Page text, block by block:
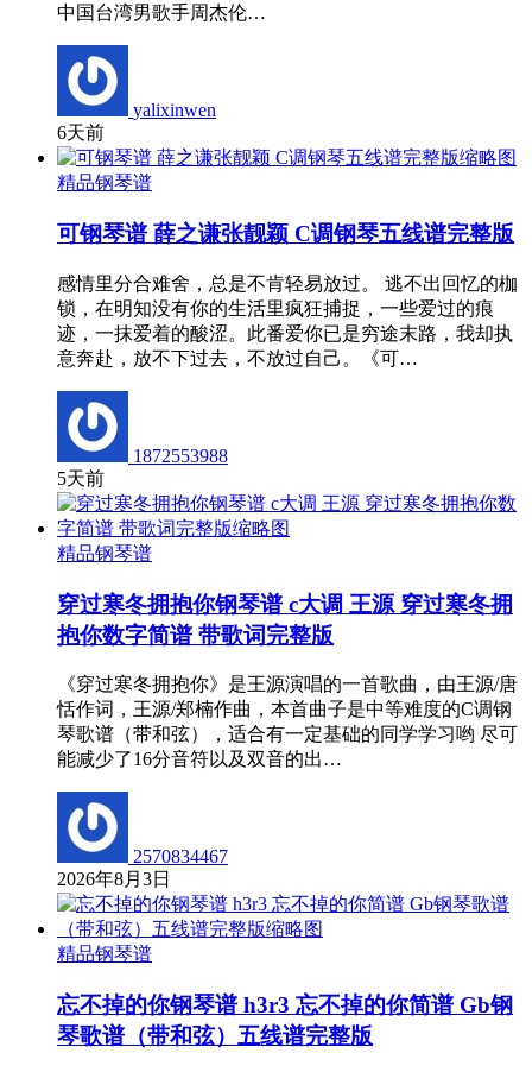
中国台湾男歌手周杰伦…
yalixinwen
6天前
精品钢琴谱
可钢琴谱 薛之谦张靓颖 C调钢琴五线谱完整版
感情里分合难舍，总是不肯轻易放过。 逃不出回忆的枷
锁，在明知没有你的生活里疯狂捕捉，一些爱过的痕
迹，一抹爱着的酸涩。此番爱你已是穷途末路，我却执
意奔赴，放不下过去，不放过自己。《可…
1872553988
5天前
精品钢琴谱
穿过寒冬拥抱你钢琴谱 c大调 王源 穿过寒冬拥
抱你数字简谱 带歌词完整版
《穿过寒冬拥抱你》是王源演唱的一首歌曲，由王源/唐
恬作词，王源/郑楠作曲，本首曲子是中等难度的C调钢
琴歌谱（带和弦），适合有一定基础的同学学习哟 尽可
能减少了16分音符以及双音的出…
2570834467
2026年8月3日
精品钢琴谱
忘不掉的你钢琴谱 h3r3 忘不掉的你简谱 Gb钢
琴歌谱（带和弦）五线谱完整版